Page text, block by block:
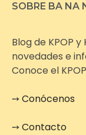
SOBRE BA NA
Blog de KPOP
novedades e
Conoce el
➙Conócenos
➙Contacto